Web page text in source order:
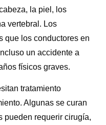
la piel, los
vertebral. Los
que los conductores en
un accidente a
físicos graves.
tratamiento
Algunas se curan
pueden requerir cirugía,